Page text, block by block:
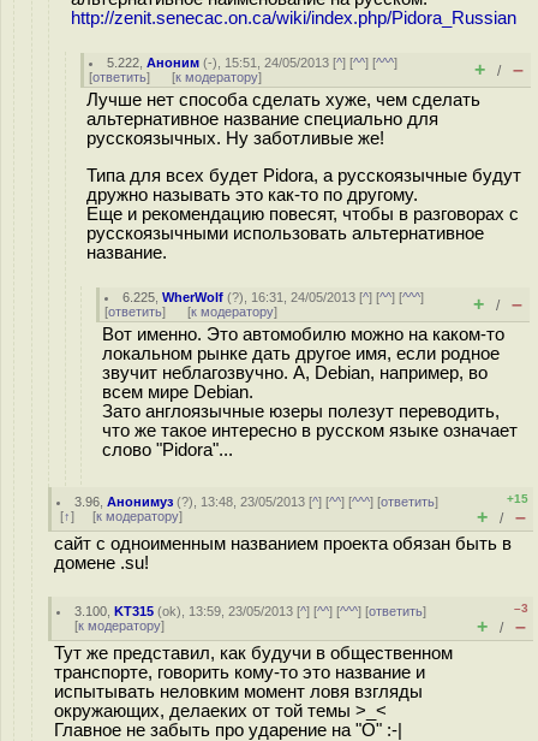
http://zenit.senecac.on.ca/wiki/index.php/Pidora_Russian
5.222 ,Аноним (-), 15:51, 24/05/2013 [^] [^^] [^^^]
[ответить] [к модератору] + / –
Лучше нет способа сделать хуже, чем сделать
альтернативное название специально для
русскоязычных. Ну заботливые же!
Типа для всех будет Pidora, а русскоязычные будут
дружно называть это как-то по другому.
Еще и рекомендацию повесят, чтобы в разговорах с
русскоязычными использовать альтернативное
название.
6.225 ,WherWolf (?), 16:31, 24/05/2013 [^] [^^] [^^^]
[ответить] [к модератору] + / –
Вот именно. Это автомобилю можно на каком-то
локальном рынке дать другое имя, если родное
звучит неблагозвучно. А, Debian, например, во
всем мире Debian.
Зато англоязычные юзеры полезут переводить,
что же такое интересно в русском языке означает
слово "Pidora"...
3.96 ,Анонимуз (?), 13:48, 23/05/2013 [^] [^^] [^^^] [ответить]
[↑] [к модератору]
+15
+ / –
сайт с одноименным названием проекта обязан быть в
домене .su!
3.100 ,KT315 (ok), 13:59, 23/05/2013 [^] [^^] [^^^] [ответить]
[к модератору]
–3
+ / –
Тут же представил, как будучи в общественном
транспорте, говорить кому-то это название и
испытывать неловким момент ловя взгляды
окружающих, делаеких от той темы >_<
Главное не забыть про ударение на "О" :-|